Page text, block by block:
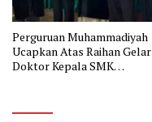
Perguruan Muhammadiyah
Ucapkan Atas Raihan Gelar
Doktor Kepala SMK